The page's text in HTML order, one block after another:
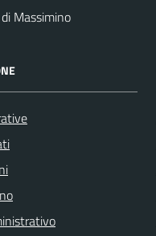
Massimino